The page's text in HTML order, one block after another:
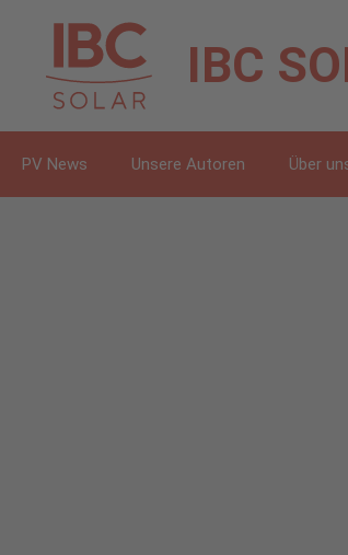
springen
IBC
PV News Unsere Autoren Über